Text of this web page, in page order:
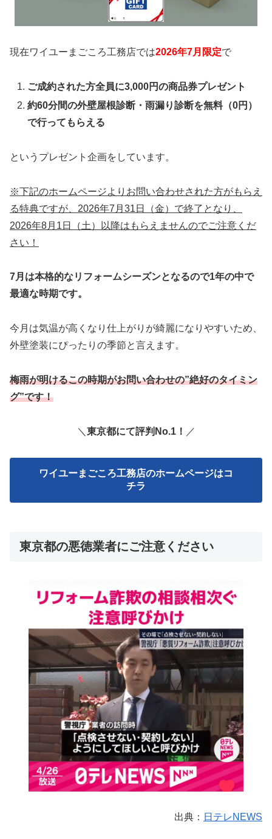
現在ワイユーまごころ工務店では2026年7月限定で
ご成約された方全員に3,000円の商品券プレゼント
約60分間の外壁屋根診断・雨漏り診断を無料（0円）
で行ってもらえる
というプレゼント企画をしています。
※下記のホームページよりお問い合わせされた方がもらえ
る特典ですが、2026年7月31日（金）で終了となり、
2026年8月1日（土）以降はもらえませんのでご注意くだ
さい！
7月は本格的なリフォームシーズンとなるので1年の中で
最適な時期です。
今月は気温が高くなり仕上がりが綺麗になりやすいため、
外壁塗装にぴったりの季節と言えます。
梅雨が明けるこの時期がお問い合わせの”絶好のタイミン
グ”です！
＼ 東京都にて評判No.1！ ／
ワイユーまごころ工務店のホームページはコ
チラ
東京都の悪徳業者にご注意ください
出典： 日テレNEWS